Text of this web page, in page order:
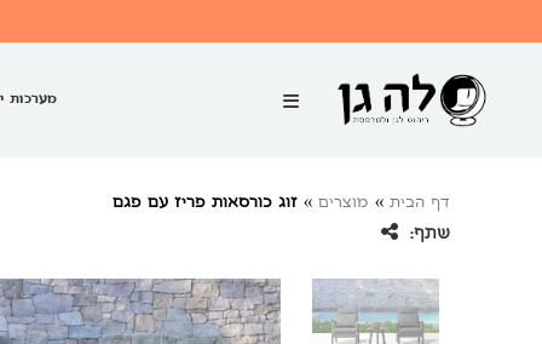
מערכות
דף הבית » מוצרים » זוג כורסאות פריז עם פגם
שתף: